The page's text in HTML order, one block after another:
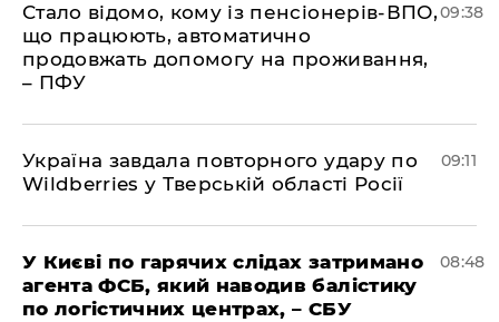
Стало відомо, кому із пенсіонерів-ВПО,
що працюють, автоматично
продовжать допомогу на проживання,
– ПФУ
09:38
Україна завдала повторного удару по
Wildberries у Тверській області Росії
09:11
У Києві по гарячих слідах затримано
агента ФСБ, який наводив балістику
по логістичних центрах, – СБУ
08:48